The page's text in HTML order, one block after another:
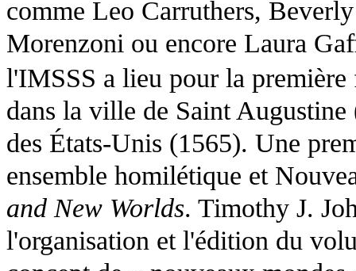
comme Leo Carruthers,
Morenzoni ou encore Laura
l'IMSSS a lieu pour la
dans la ville de Saint
des États-Unis (1565). Une
ensemble homilétique et
and New Worlds. Timothy J.
l'organisation et l'édition du